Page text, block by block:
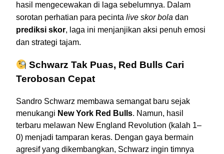
hasil mengecewakan di laga sebelumnya. Dalam
sorotan perhatian para pecinta live skor bola dan
prediksi skor, laga ini menjanjikan aksi penuh emosi
dan strategi tajam.
Schwarz Tak Puas, Red Bulls Cari
Terobosan Cepat
Sandro Schwarz membawa semangat baru sejak
menukangi New York Red Bulls. Namun, hasil
terbaru melawan New England Revolution (kalah 1–
0) menjadi tamparan keras. Dengan gaya bermain
agresif yang dikembangkan, Schwarz ingin timnya